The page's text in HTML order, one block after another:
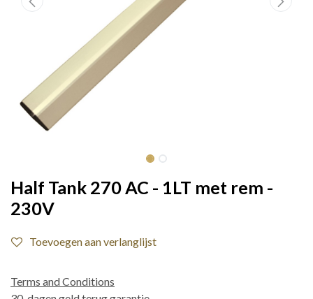
Half Tank 270 AC - 1LT met rem -
230V
Toevoegen aan verlanglijst
Terms and Conditions